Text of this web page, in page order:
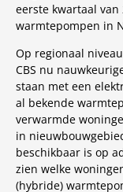
eerste kwartaal van
warmtepompen in
Op regionaal
CBS nu
staan met een
al bekende
verwarmde
in
beschikbaar is op
zien welke
(hybride)